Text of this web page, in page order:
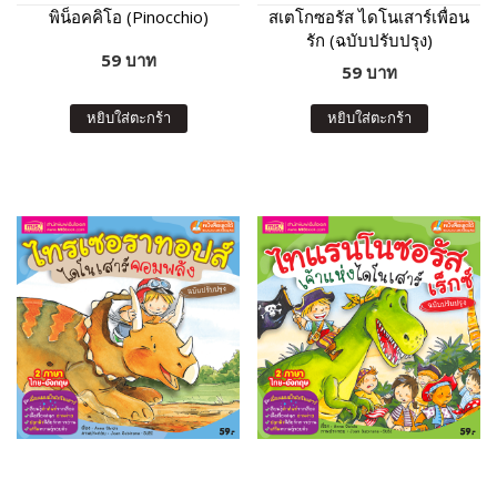
พิน็อคคิโอ (Pinocchio)
59 บาท
หยิบใส่ตะกร้า
สเตโกซอรัส ไดโนเสาร์เพื่อน
รัก (ฉบับปรับปรุง)
59 บาท
หยิบใส่ตะกร้า